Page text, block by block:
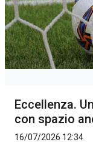
Eccellenza.
con spazio
16/07/2026 12:34